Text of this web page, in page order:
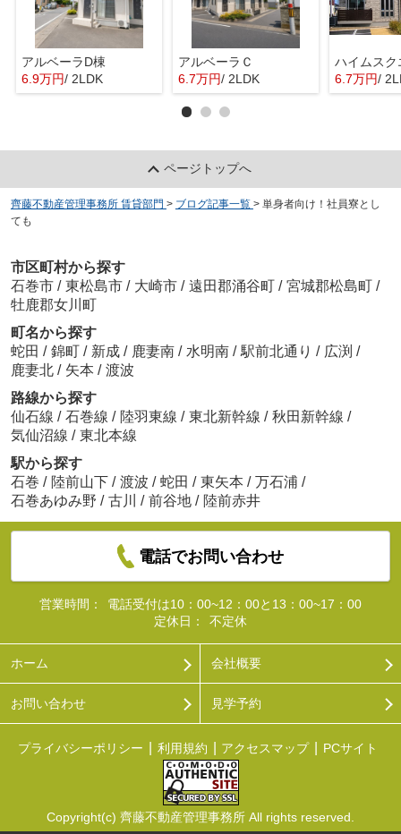
アルベーラD棟
6.9万円/ 2LDK
アルベーラＣ
6.7万円/ 2LDK 6.7万円/
ページトップへ
齊藤不動産管理事務所 賃貸部門 > ブログ記事一覧 > 単身者向け！社員寮とし
ても
市区町村から探す
石巻市 / 東松島市 / 大崎市 / 遠田郡涌谷町 / 宮城郡松島町 /
牡鹿郡女川町
町名から探す
蛇田 / 錦町 / 新成 / 鹿妻南 / 水明南 / 駅前北通り / 広渕 /
鹿妻北 / 矢本 / 渡波
路線から探す
仙石線 / 石巻線 / 陸羽東線 / 東北新幹線 / 秋田新幹線 /
気仙沼線 / 東北本線
駅から探す
石巻 / 陸前山下 / 渡波 / 蛇田 / 東矢本 / 万石浦 /
石巻あゆみ野 / 古川 / 前谷地 / 陸前赤井
電話でお問い合わせ
営業時間：
電話受付は10：00~12：00と13：00~17：00
定休日：
不定休
ホーム 会社概要
お問い合わせ 見学予約
プライバシーポリシー 利用規約 アクセスマップ PCサイト
Copyright(c) 齊藤不動産管理事務所 All rights reserved.